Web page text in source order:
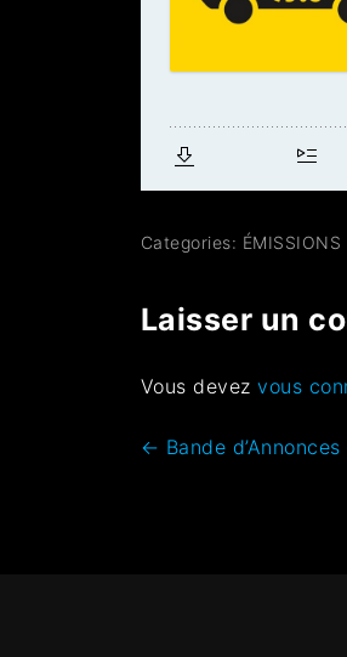
Categories: ÉMISSIONS
Laisser un
Vous devezvous
← Bande